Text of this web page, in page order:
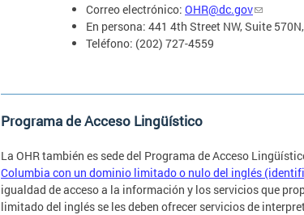
Correo electrónico: OHR@dc.gov
En persona: 441 4th Street NW, Suite
Teléfono: (202) 727-4559
Programa de Acceso Lingüístico
La OHR también es sede del Programa de Acceso
Columbia con un dominio limitado o nulo del inglés
igualdad de acceso a la información y los servicios que
limitado del inglés se les deben ofrecer servicios de